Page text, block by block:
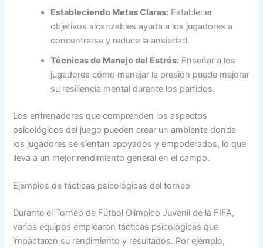
Estableciendo Metas Claras: Establecer
objetivos alcanzables ayuda a los jugadores a
concentrarse y reduce la ansiedad.
Técnicas de Manejo del Estrés: Enseñar a los
jugadores cómo manejar la presión puede mejorar
su resiliencia mental durante los partidos.
Los entrenadores que comprenden los aspectos
psicológicos del juego pueden crear un ambiente donde
los jugadores se sientan apoyados y empoderados, lo que
lleva a un mejor rendimiento general en el campo.
Ejemplos de tácticas psicológicas del torneo
Durante el Torneo de Fútbol Olímpico Juvenil de la FIFA,
varios equipos emplearon tácticas psicológicas que
impactaron su rendimiento y resultados. Por ejemplo,